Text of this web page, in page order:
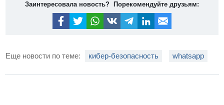
Заинтересовала новость? Порекомендуйте друзьям:
Еще новости по теме: кибер-безопасность whatsapp